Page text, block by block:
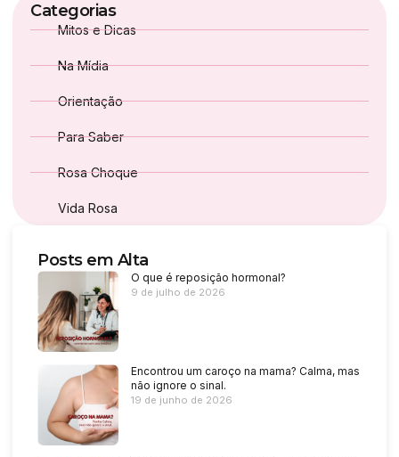
Categorias
Mitos e Dicas
Na Mídia
Orientação
Para Saber
Rosa Choque
Vida Rosa
Posts em Alta
O que é reposição hormonal?
9 de julho de 2026
Encontrou um caroço na mama? Calma, mas
não ignore o sinal.
19 de junho de 2026